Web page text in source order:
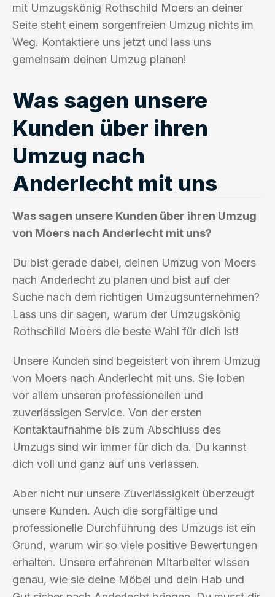
mit Umzugskönig Rothschild Moers an deiner
Seite steht einem sorgenfreien Umzug nichts im
Weg. Kontaktiere uns jetzt und lass uns
gemeinsam deinen Umzug planen!
Was sagen unsere
Kunden über ihren
Umzug nach
Anderlecht mit uns
Was sagen unsere Kunden über ihren Umzug
von Moers nach Anderlecht mit uns?
Du bist gerade dabei, deinen Umzug von Moers
nach Anderlecht zu planen und bist auf der
Suche nach dem richtigen Umzugsunternehmen?
Lass uns dir sagen, warum der Umzugskönig
Rothschild Moers die beste Wahl für dich ist!
Unsere Kunden sind begeistert von ihrem Umzug
von Moers nach Anderlecht mit uns. Sie loben
vor allem unseren professionellen und
zuverlässigen Service. Von der ersten
Kontaktaufnahme bis zum Abschluss des
Umzugs sind wir immer für dich da. Du kannst
dich voll und ganz auf uns verlassen.
Aber nicht nur unsere Zuverlässigkeit überzeugt
unsere Kunden. Auch die sorgfältige und
professionelle Durchführung des Umzugs ist ein
Grund, warum wir so viele positive Bewertungen
erhalten. Unsere erfahrenen Mitarbeiter wissen
genau, wie sie deine Möbel und dein Hab und